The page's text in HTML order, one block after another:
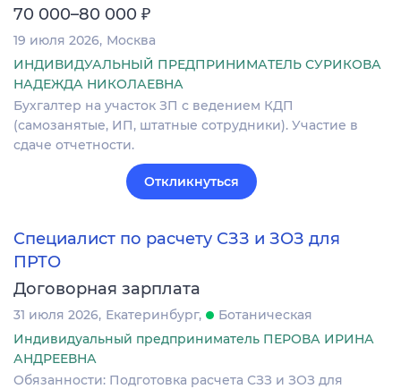
70 000–80 000 ₽
19 июля 2026 Москва
ИНДИВИДУАЛЬНЫЙ ПРЕДПРИНИМАТЕЛЬ СУРИКОВА
НАДЕЖДА НИКОЛАЕВНА
Бухгалтер на участок ЗП с ведением КДП
(самозанятые, ИП, штатные сотрудники). Участие в
сдаче отчетности.
Откликнуться
Специалист по расчету СЗЗ и ЗОЗ для
ПРТО
Договорная зарплата
31 июля 2026 Екатеринбург
Ботаническая
Индивидуальный предприниматель ПЕРОВА ИРИНА
АНДРЕЕВНА
Обязанности: Подготовка расчета СЗЗ и ЗОЗ для